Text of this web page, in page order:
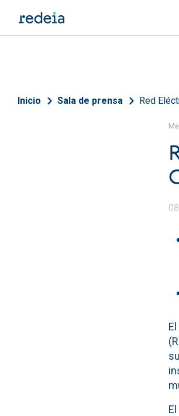
Sobrescribir
Inicio Sala de prensa Red